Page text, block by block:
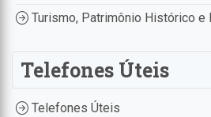
Turismo, Patrimônio Histórico e
Telefones Úteis
Telefones Úteis